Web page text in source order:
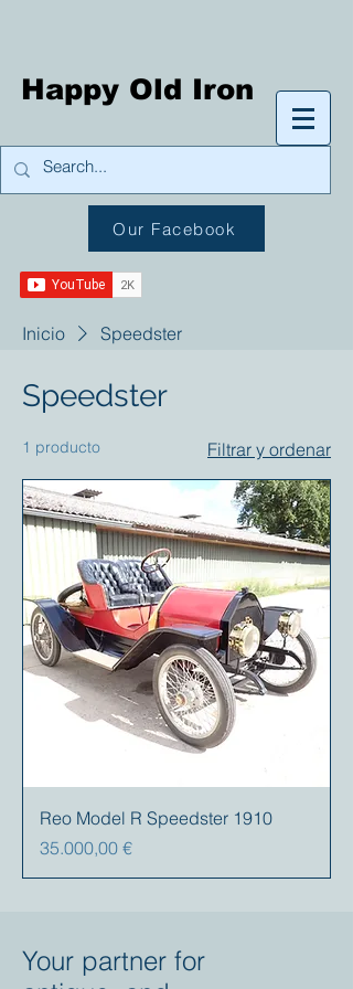
Happy Old Iron
Our Facebook
Inicio Speedster
Speedster
1 producto Filtrar y ordenar
Reo Model R Speedster 1910
Precio
35.000,00 €
Your partner for